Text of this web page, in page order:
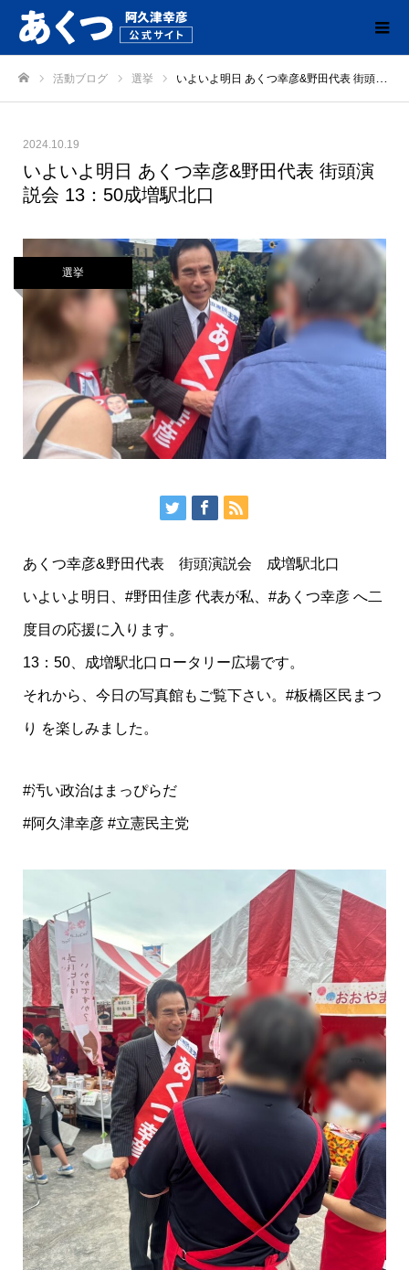
活動ブログ 選挙 いよいよ明日 あくつ幸彦&野田代表 街頭演説会 13：50成増駅北口
2024.10.19
いよいよ明日 あくつ幸彦&野田代表 街頭演
説会 13：50成増駅北口
選挙
あくつ幸彦&野田代表 街頭演説会 成増駅北口
いよいよ明日、#野田佳彦 代表が私、#あくつ幸彦 へ二
度目の応援に入ります。
13：50、成増駅北口ロータリー広場です。
それから、今日の写真館もご覧下さい。#板橋区民まつ
り を楽しみました。
#汚い政治はまっぴらだ
#阿久津幸彦 #立憲民主党